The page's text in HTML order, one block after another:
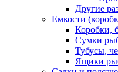
Другие
Емкости
Коробки,
Сумки
Тубусы,
Ящики